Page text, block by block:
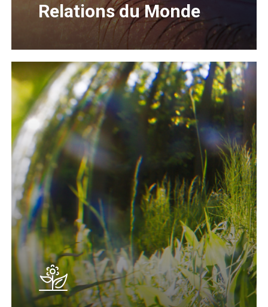
Relations du Monde